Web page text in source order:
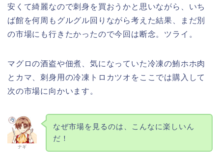
安くて綺麗なので刺身を買おうかと思いながら、いち
ば館を何周もグルグル回りながら考えた結果、まだ別
の市場にも行きたかったので今回は断念。ツライ。
マグロの酒盗や佃煮、気になっていた冷凍の鮪ホホ肉
とカマ、刺身用の冷凍トロカツオをここでは購入して
次の市場に向かいます。
ナギ
なぜ市場を見るのは、こんなに楽しいん
だ！